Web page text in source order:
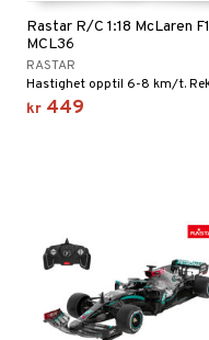
Rastar R/C 1:18 McLaren F1
MCL36
RASTAR
kr 449